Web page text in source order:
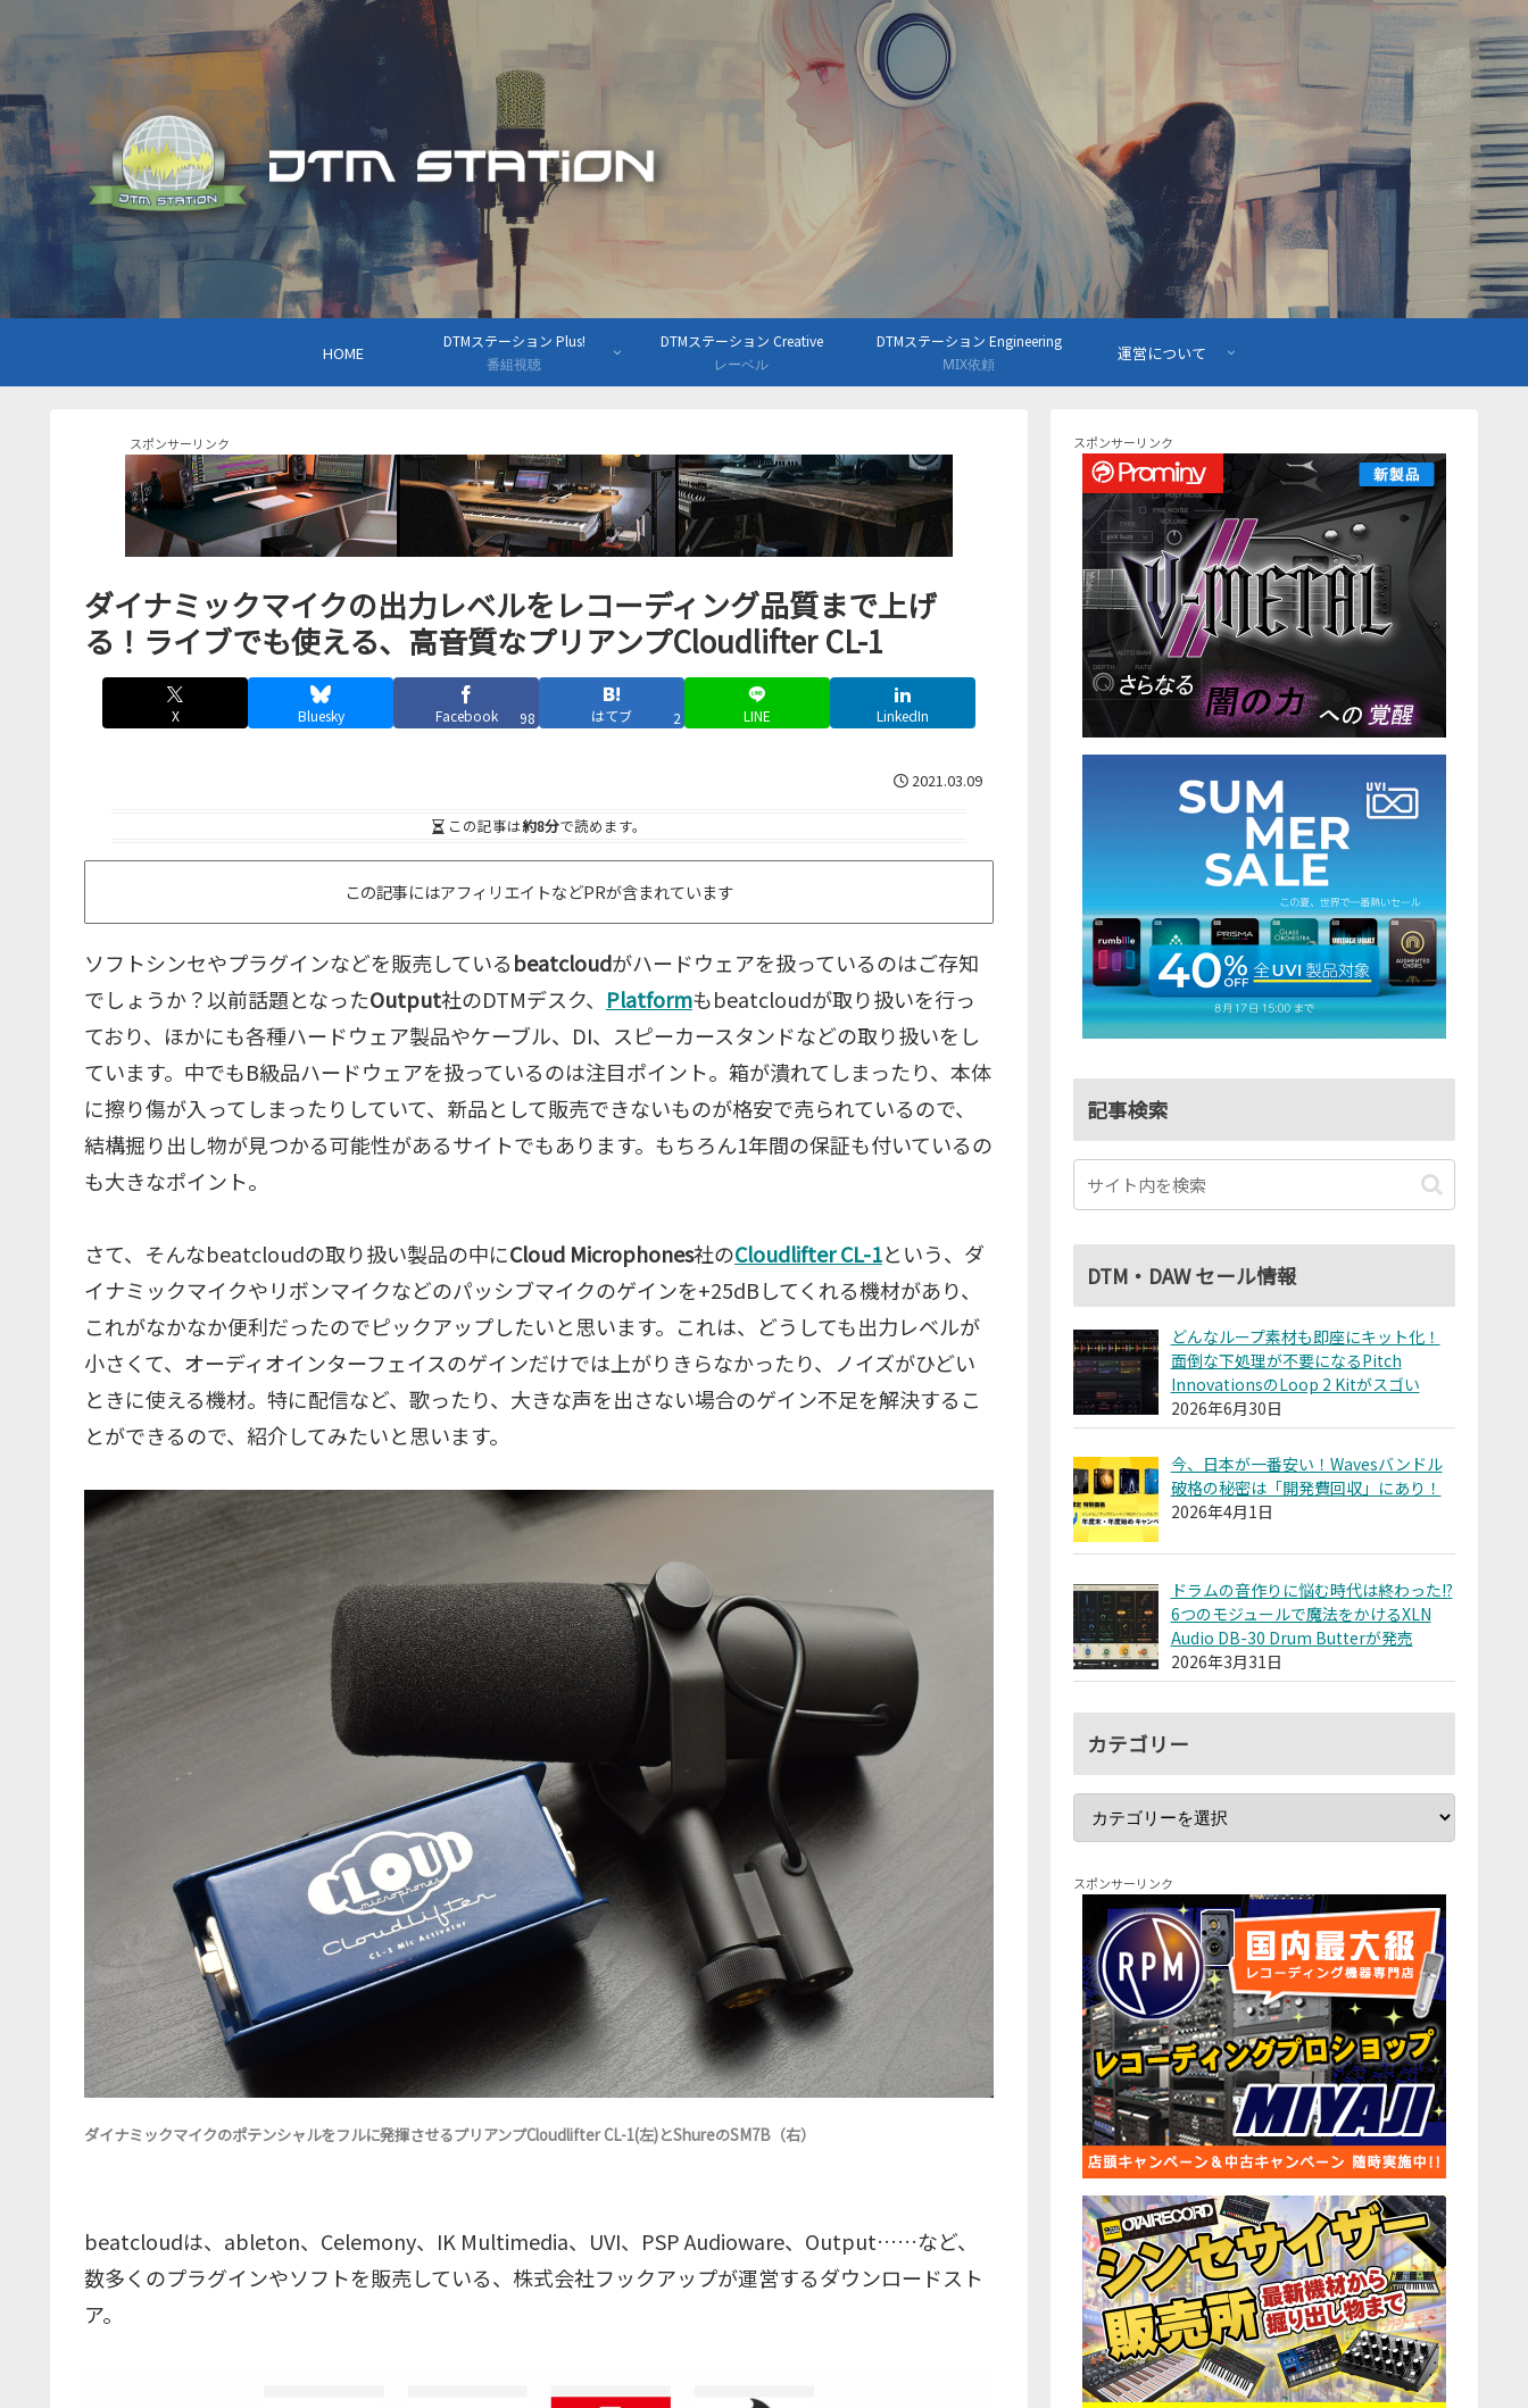
HOME
DTMステーション Plus!
番組視聴
DTMステーション Creative
レーベル
DTMステーション Engineering
MIX依頼
運営について
スポンサーリンク
ダイナミックマイクの出力レベルをレコーディング品質まで上げ
る！ライブでも使える、高音質なプリアンプCloudlifter CL-1
X Bluesky Facebook 98 はてブ 2 LINE LinkedIn
2021.03.09
この記事は約8分で読めます。
この記事にはアフィリエイトなどPRが含まれています
ソフトシンセやプラグインなどを販売しているbeatcloudがハードウェアを扱っているのはご存知
でしょうか？以前話題となったOutput社のDTMデスク、 Platformもbeatcloudが取り扱いを行っ
ており、ほかにも各種ハードウェア製品やケーブル、DI、スピーカースタンドなどの取り扱いをし
ています。中でもB級品ハードウェアを扱っているのは注目ポイント。箱が潰れてしまったり、本体
に擦り傷が入ってしまったりしていて、新品として販売できないものが格安で売られているので、
結構掘り出し物が見つかる可能性があるサイトでもあります。もちろん1年間の保証も付いているの
も大きなポイント。
さて、そんなbeatcloudの取り扱い製品の中にCloud Microphones社のCloudlifter CL-1という、ダ
イナミックマイクやリボンマイクなどのパッシブマイクのゲインを+25dBしてくれる機材があり、
これがなかなか便利だったのでピックアップしたいと思います。これは、どうしても出力レベルが
小さくて、オーディオインターフェイスのゲインだけでは上がりきらなかったり、ノイズがひどい
ときに使える機材。特に配信など、歌ったり、大きな声を出さない場合のゲイン不足を解決するこ
とができるので、紹介してみたいと思います。
ダイナミックマイクのポテンシャルをフルに発揮させるプリアンプCloudlifter CL-1(左)とShureのSM7B（右）
beatcloudは、ableton、Celemony、IK Multimedia、UVI、PSP Audioware、Output……など、
数多くのプラグインやソフトを販売している、株式会社フックアップが運営するダウンロードスト
ア。
スポンサーリンク
記事検索
DTM・DAW セール情報
どんなループ素材も即座にキット化！
面倒な下処理が不要になるPitch
InnovationsのLoop 2 Kitがスゴい
2026年6月30日
今、日本が一番安い！Wavesバンドル
破格の秘密は「開発費回収」にあり！
2026年4月1日
ドラムの音作りに悩む時代は終わった!?
6つのモジュールで魔法をかけるXLN
Audio DB-30 Drum Butterが発売
2026年3月31日
カテゴリー
スポンサーリンク